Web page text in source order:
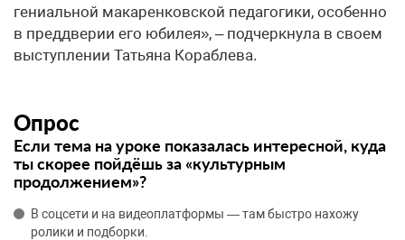
гениальной макаренковской педагогики, особенно
в преддверии его юбилея», – подчеркнула в своем
выступлении Татьяна Кораблева.
Опрос
Если тема на уроке показалась интересной, куда
ты скорее пойдёшь за «культурным
продолжением»?
В соцсети и на видеоплатформы — там быстро нахожу
ролики и подборки.